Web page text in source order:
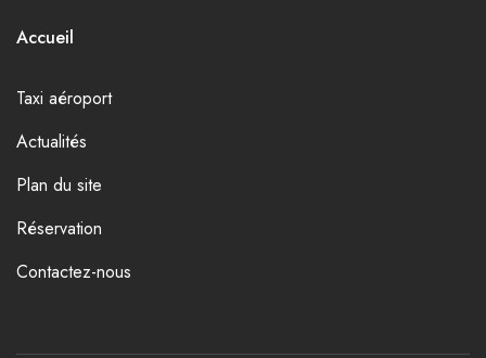
Accueil
Taxi aéroport
Actualités
Plan du site
Réservation
Contactez-nous